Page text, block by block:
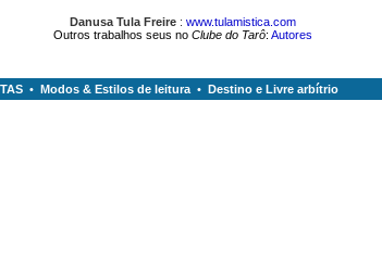
Danusa Tula Freire: www.tulamistica.com
Outros trabalhos seus no Clube do Tarô: Autores
• Modos & Estilos de leitura • Destino e Livre arbítrio